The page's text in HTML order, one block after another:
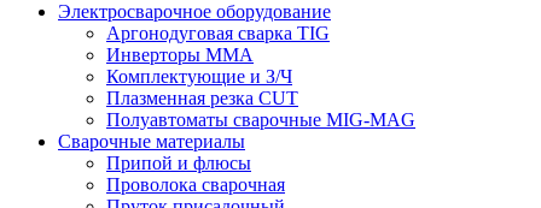
Электросварочное оборудование
Аргонодуговая сварка TIG
Инверторы ММА
Комплектующие и З/Ч
Плазменная резка CUT
Полуавтоматы сварочные MIG-MAG
Сварочные материалы
Припой и флюсы
Проволока сварочная